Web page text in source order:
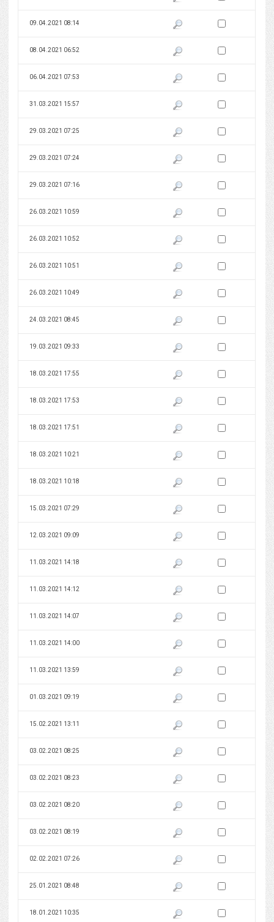
09.04.2021 08:14 Pokaż podgląd wersji z dnia
Zaznacz wersję do
08.04.2021 06:52 Pokaż podgląd wersji z dnia
Zaznacz wersję do
06.04.2021 07:53 Pokaż podgląd wersji z dnia
Zaznacz wersję do
31.03.2021 15:57 Pokaż podgląd wersji z dnia
Zaznacz wersję do
29.03.2021 07:25 Pokaż podgląd wersji z dnia
Zaznacz wersję do
29.03.2021 07:24 Pokaż podgląd wersji z dnia
Zaznacz wersję do
29.03.2021 07:16 Pokaż podgląd wersji z dnia
Zaznacz wersję do
26.03.2021 10:59 Pokaż podgląd wersji z dnia
Zaznacz wersję do
26.03.2021 10:52 Pokaż podgląd wersji z dnia
Zaznacz wersję do
26.03.2021 10:51 Pokaż podgląd wersji z dnia
Zaznacz wersję do
26.03.2021 10:49 Pokaż podgląd wersji z dnia
Zaznacz wersję do
24.03.2021 08:45 Pokaż podgląd wersji z dnia
Zaznacz wersję do
19.03.2021 09:33 Pokaż podgląd wersji z dnia
Zaznacz wersję do
18.03.2021 17:55 Pokaż podgląd wersji z dnia
Zaznacz wersję do
18.03.2021 17:53 Pokaż podgląd wersji z dnia
Zaznacz wersję do
18.03.2021 17:51 Pokaż podgląd wersji z dnia
Zaznacz wersję do
18.03.2021 10:21 Pokaż podgląd wersji z dnia
Zaznacz wersję do
18.03.2021 10:18 Pokaż podgląd wersji z dnia
Zaznacz wersję do
15.03.2021 07:29 Pokaż podgląd wersji z dnia
Zaznacz wersję do
12.03.2021 09:09 Pokaż podgląd wersji z dnia
Zaznacz wersję do
11.03.2021 14:18 Pokaż podgląd wersji z dnia
Zaznacz wersję do
11.03.2021 14:12 Pokaż podgląd wersji z dnia
Zaznacz wersję do
11.03.2021 14:07 Pokaż podgląd wersji z dnia
Zaznacz wersję do
11.03.2021 14:00 Pokaż podgląd wersji z dnia
Zaznacz wersję do
11.03.2021 13:59 Pokaż podgląd wersji z dnia
Zaznacz wersję do
01.03.2021 09:19 Pokaż podgląd wersji z dnia
Zaznacz wersję do
15.02.2021 13:11 Pokaż podgląd wersji z dnia
Zaznacz wersję do
03.02.2021 08:25 Pokaż podgląd wersji z dnia
Zaznacz wersję do
03.02.2021 08:23 Pokaż podgląd wersji z dnia
Zaznacz wersję do
03.02.2021 08:20 Pokaż podgląd wersji z dnia
Zaznacz wersję do
03.02.2021 08:19 Pokaż podgląd wersji z dnia
Zaznacz wersję do
02.02.2021 07:26 Pokaż podgląd wersji z dnia
Zaznacz wersję do
25.01.2021 08:48 Pokaż podgląd wersji z dnia
Zaznacz wersję do
18.01.2021 10:35 Pokaż podgląd wersji z dnia
Zaznacz wersję do